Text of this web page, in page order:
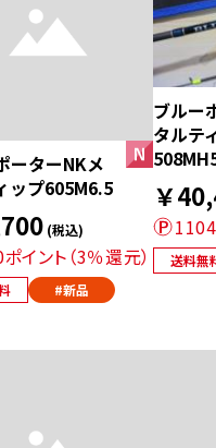
ーターNKメ
ップ605M6.5
(税込)
イント（3％還元）
#新品
ブルー
タルテ
￥
1104
送料無